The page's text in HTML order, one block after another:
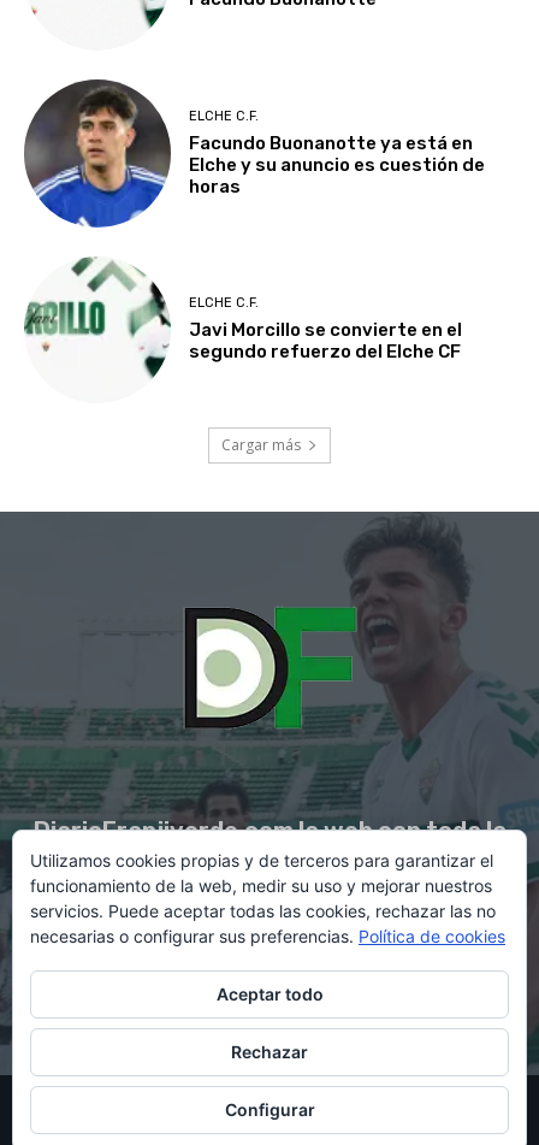
ELCHE C.F.
Facundo Buonanotte ya está en
Elche y su anuncio es cuestión de
horas
ELCHE C.F.
Javi Morcillo se convierte en el
segundo refuerzo del Elche CF
Cargar más
DiarioFranjiverde.com la web con toda la
información del Elche C.F.
Contacto en:diario@franjiverde.com
© Copyright 2021 - Gestión y diseño por Rubén Maestre
Política de cookies Política de privacidad
Utilizamos cookies propias y de terceros para garantizar el
funcionamiento de la web, medir su uso y mejorar nuestros
servicios. Puede aceptar todas las cookies, rechazar las no
necesarias o configurar sus preferencias. Política de cookies
Aceptar todo
Rechazar
Configurar